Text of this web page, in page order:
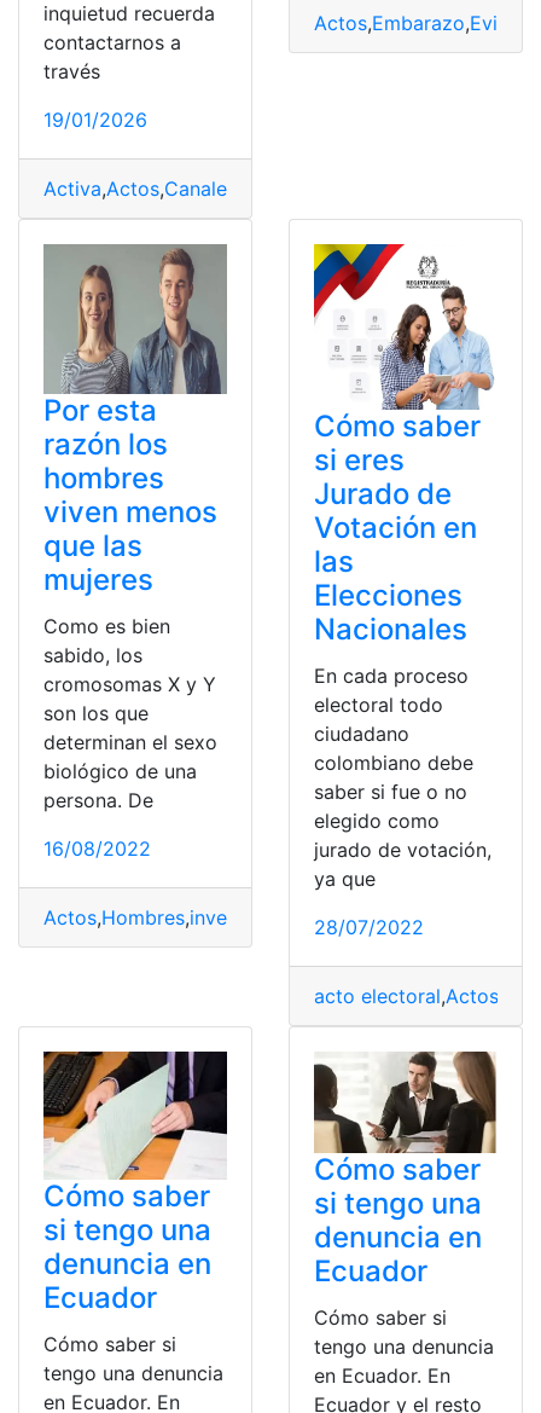
inquietud recuerda
contactarnos a
través
19/01/2026
Activa,Actos,Canales
Actos,Embarazo,Evitar
Por esta
razón los
hombres
viven menos
que las
mujeres
Como es bien
sabido, los
cromosomas X y Y
son los que
determinan el sexo
biológico de una
persona. De
16/08/2022
Actos,Hombres,investigadores,Mujeres,Promedio
Cómo saber
si eres
Jurado de
Votación en
las
Elecciones
Nacionales
En cada proceso
electoral todo
ciudadano
colombiano debe
saber si fue o no
elegido como
jurado de votación,
ya que
28/07/2022
acto electoral,Actos
Cómo saber
si tengo una
denuncia en
Ecuador
Cómo saber si
tengo una denuncia
en Ecuador. En
Cómo saber
si tengo una
denuncia en
Ecuador
Cómo saber si
tengo una denuncia
en Ecuador. En
Ecuador y el resto